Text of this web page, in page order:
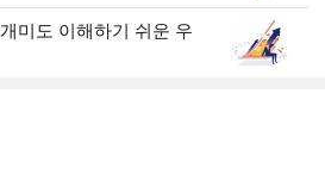
미도 이해하기 쉬운 우